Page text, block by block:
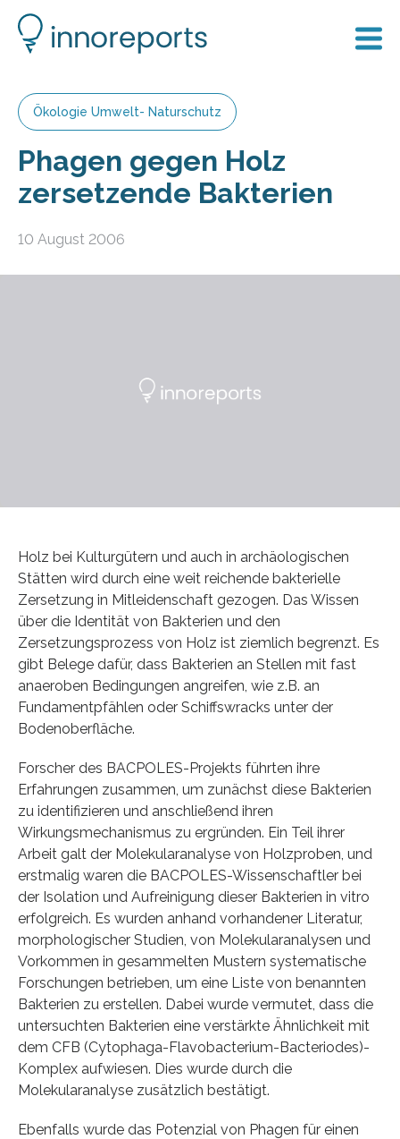
Ökologie Umwelt- Naturschutz
Phagen gegen Holz
zersetzende Bakterien
10 August 2006
Holz bei Kulturgütern und auch in archäologischen
Stätten wird durch eine weit reichende bakterielle
Zersetzung in Mitleidenschaft gezogen. Das Wissen
über die Identität von Bakterien und den
Zersetzungsprozess von Holz ist ziemlich begrenzt. Es
gibt Belege dafür, dass Bakterien an Stellen mit fast
anaeroben Bedingungen angreifen, wie z.B. an
Fundamentpfählen oder Schiffswracks unter der
Bodenoberfläche.
Forscher des BACPOLES-Projekts führten ihre
Erfahrungen zusammen, um zunächst diese Bakterien
zu identifizieren und anschließend ihren
Wirkungsmechanismus zu ergründen. Ein Teil ihrer
Arbeit galt der Molekularanalyse von Holzproben, und
erstmalig waren die BACPOLES-Wissenschaftler bei
der Isolation und Aufreinigung dieser Bakterien in vitro
erfolgreich. Es wurden anhand vorhandener Literatur,
morphologischer Studien, von Molekularanalysen und
Vorkommen in gesammelten Mustern systematische
Forschungen betrieben, um eine Liste von benannten
Bakterien zu erstellen. Dabei wurde vermutet, dass die
untersuchten Bakterien eine verstärkte Ähnlichkeit mit
dem CFB (Cytophaga-Flavobacterium-Bacteriodes)-
Komplex aufwiesen. Dies wurde durch die
Molekularanalyse zusätzlich bestätigt.
Ebenfalls wurde das Potenzial von Phagen für einen